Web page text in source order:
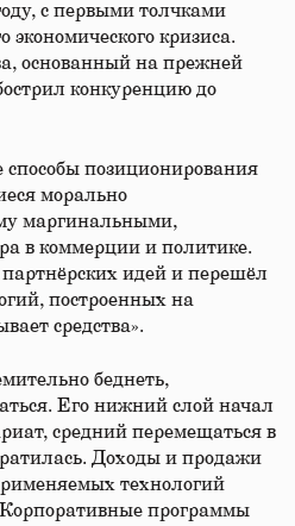
с первыми толчками
экономического кризиса.
основанный на прежней
конкуренцию до
способы позиционирования
морально
маргинальными,
в коммерции и политике.
партнёрских идей и перешёл
построенных на
средства».
беднеть,
Его нижний слой начал
средний перемещаться в
Доходы и продажи
технологий
программы